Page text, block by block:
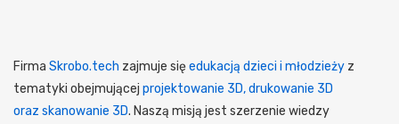
Firma Skrobo.tech zajmuje sięedukacją dzieci i młodzieży z
tematyki obejmującej projektowanie 3D, drukowanie 3D
oraz skanowanie 3D. Naszą misją jest szerzenie wiedzy